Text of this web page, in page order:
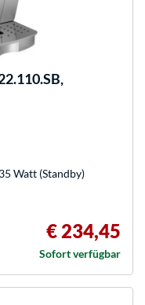
Watt (Standby)
€ 234,45
Sofort verfügbar